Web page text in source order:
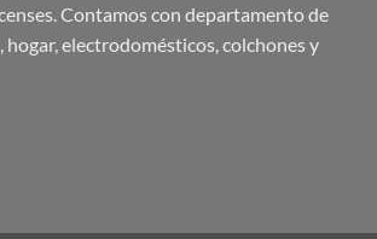
Contamos con departamento de
hogar, electrodomésticos, colchones y